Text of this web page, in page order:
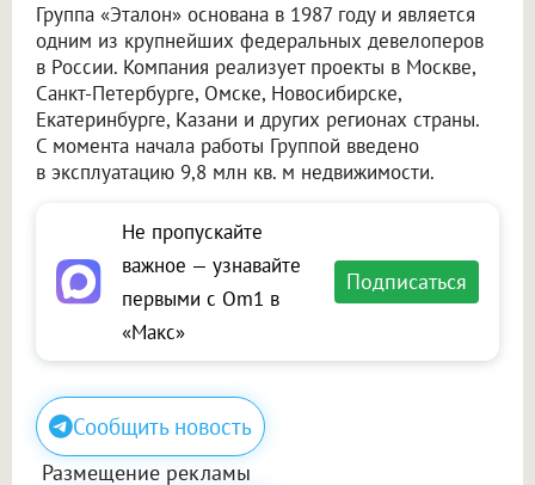
Группа «Эталон» основана в 1987 году и является
одним из крупнейших федеральных девелоперов
в России. Компания реализует проекты в Москве,
Санкт-Петербурге, Омске, Новосибирске,
Екатеринбурге, Казани и других регионах страны.
С момента начала работы Группой введено
в эксплуатацию 9,8 млн кв. м недвижимости.
Не пропускайте
важное — узнавайте
первыми с Om1 в
«Макс»
Подписаться
Сообщить новость
Размещение рекламы